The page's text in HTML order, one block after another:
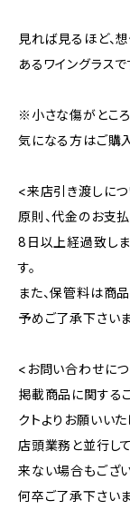
見れば見るほど、
あるワイングラス
※小さな傷がところ
気になる方はご購
<来店引き渡しに
原則、代金のお支
8日以上経過致しま
す。
また、保管料は商
予めご了承下さいま
<お問い合わせに
掲載商品に関する
クトよりお願いいた
店頭業務と並行し
来ない場合もござい
何卒ご了承下さいま